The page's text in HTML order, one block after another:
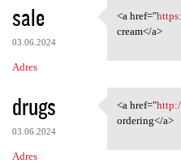
sale
03.06.2024
Adres
<a
<a href="
cream</a>
drugs
03.06.2024
Adres
<a
<a href="
ordering</a>